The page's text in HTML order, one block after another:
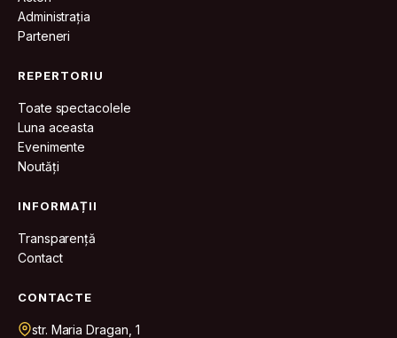
Administrația
Parteneri
REPERTORIU
Toate spectacolele
Luna aceasta
Evenimente
Noutăți
INFORMAȚII
Transparență
Contact
CONTACTE
str. Maria Dragan, 1